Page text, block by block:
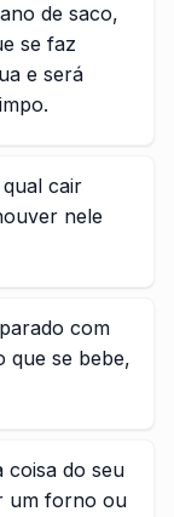
de saco,
se faz
e será
cair
nele
com
que se bebe,
coisa do seu
um forno ou